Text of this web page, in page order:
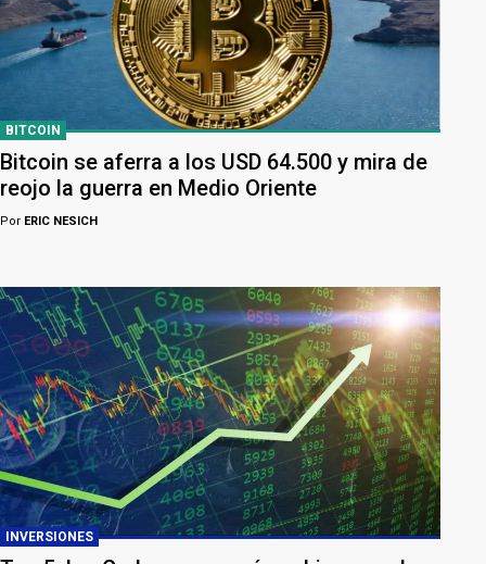
BITCOIN
Bitcoin se aferra a los USD 64.500 y mira de
reojo la guerra en Medio Oriente
Por ERIC NESICH
INVERSIONES